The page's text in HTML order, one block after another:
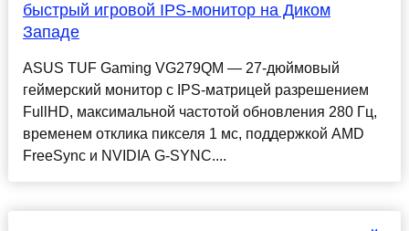
быстрый игровой IPS-монитор на Диком
Западе
ASUS TUF Gaming VG279QM — 27-дюймовый
геймерский монитор с IPS-матрицей разрешением
FullHD, максимальной частотой обновления 280 Гц,
временем отклика пикселя 1 мс, поддержкой AMD
FreeSync и NVIDIA G-SYNC....